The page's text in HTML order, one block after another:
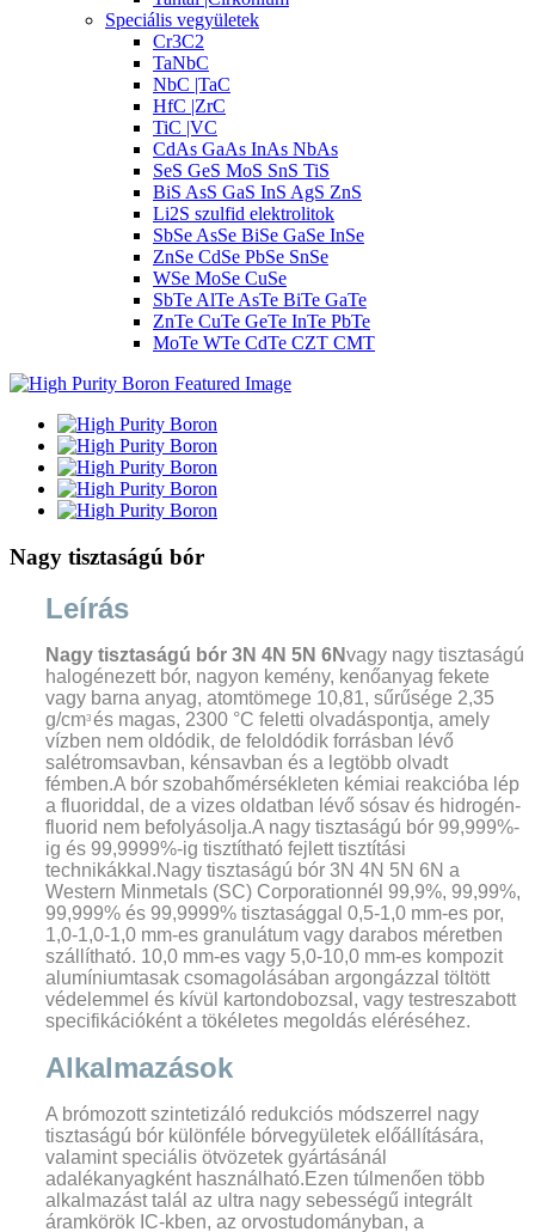
Speciális vegyületek
Cr3C2
TaNbC
NbC |TaC
HfC |ZrC
TiC |VC
CdAs GaAs InAs NbAs
SeS GeS MoS SnS TiS
BiS AsS GaS InS AgS ZnS
Li2S szulfid elektrolitok
SbSe AsSe BiSe GaSe InSe
ZnSe CdSe PbSe SnSe
WSe MoSe CuSe
SbTe AlTe AsTe BiTe GaTe
ZnTe CuTe GeTe InTe PbTe
MoTe WTe CdTe CZT CMT
Nagy tisztaságú bór
Leírás
Nagy tisztaságú bór 3N 4N 5N 6Nvagy nagy tisztaságú
halogénezett bór, nagyon kemény, kenőanyag fekete
vagy barna anyag, atomtömege 10,81, sűrűsége 2,35
g/cm3 és magas, 2300 °C feletti olvadáspontja, amely
vízben nem oldódik, de feloldódik forrásban lévő
salétromsavban, kénsavban és a legtöbb olvadt
fémben.A bór szobahőmérsékleten kémiai reakcióba lép
a fluoriddal, de a vizes oldatban lévő sósav és hidrogén-
fluorid nem befolyásolja.A nagy tisztaságú bór 99,999%-
ig és 99,9999%-ig tisztítható fejlett tisztítási
technikákkal.Nagy tisztaságú bór 3N 4N 5N 6N a
Western Minmetals (SC) Corporationnél 99,9%, 99,99%,
99,999% és 99,9999% tisztasággal 0,5-1,0 mm-es por,
1,0-1,0-1,0 mm-es granulátum vagy darabos méretben
szállítható. 10,0 mm-es vagy 5,0-10,0 mm-es kompozit
alumíniumtasak csomagolásában argongázzal töltött
védelemmel és kívül kartondobozsal, vagy testreszabott
specifikációként a tökéletes megoldás eléréséhez.
Alkalmazások
A brómozott szintetizáló redukciós módszerrel nagy
tisztaságú bór különféle bórvegyületek előállítására,
valamint speciális ötvözetek gyártásánál
adalékanyagként használható.Ezen túlmenően több
alkalmazást talál az ultra nagy sebességű integrált
áramkörök IC-kben, az orvostudományban, a